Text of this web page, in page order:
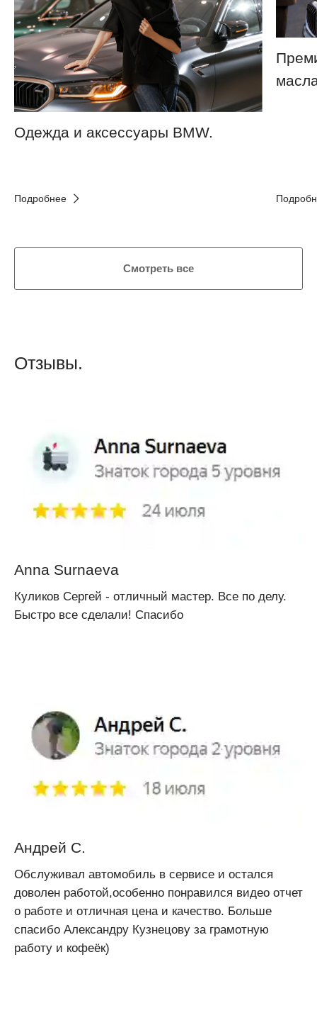
Одежда и аксессуары BMW.
Подробнее
Смотреть все
Отзывы.
Anna Surnaeva
Куликов Сергей - отличный мастер. Все по делу.
Быстро все сделали! Спасибо
Андрей С.
Обслуживал автомобиль в сервисе и остался
доволен работой,особенно понравился видео отчет
о работе и отличная цена и качество. Больше
спасибо Александру Кузнецову за грамотную
работу и кофеёк)